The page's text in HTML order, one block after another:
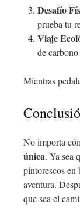
Desafío
prueba tu
Viaje
de
Mientras
No importa
única. Ya sea
pintorescos en
aventura.
que sea el